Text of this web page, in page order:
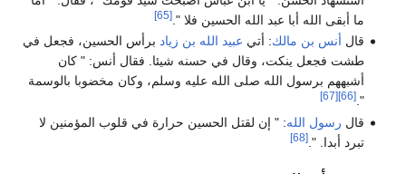
ما أبقى الله أبا عبد الله الحسين فلا ".[65]
قال أنس بن مالك: أتي عبيد الله بن زياد برأس الحسين، فجعل في
طشت فجعل ينكت، وقال في حسنه شيئا. فقال أنس: " كان
أشبههم برسول الله صلى الله عليه وسلم، وكان مخضوبا بالوسمة
".
[66]
[67]
قال رسول الله: " إن لقتل الحسين حرارة في قلوب المؤمنين لا
تبرد أبدا. ".[68]